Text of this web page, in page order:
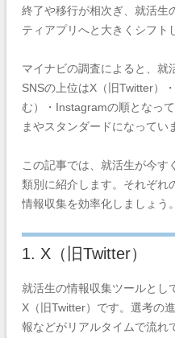
終了や移行が相次ぎ、就活生
ティアプリへと大きくシフト
マイナビの調査によると、就
SNSの上位はX（旧Twitter）
む）・Instagramの順となっ
まやスタンダードになってい
この記事では、就活生が今す
類別に紹介します。それぞれ
情報収集を効率化しましょう。
1. X（旧Twitter）
就活生の情報収集ツールとし
X（旧Twitter）です。選考の
報などがリアルタイムで流れ